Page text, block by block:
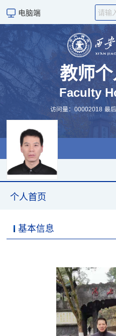
电脑端
教师
Faculty
访问量：00002018 最
个人首页
基本信息